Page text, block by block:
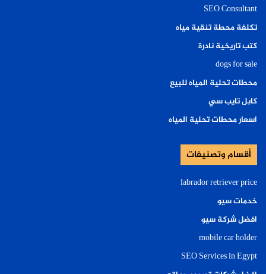
SEO Consultant
تكلفة محطة تنقية مياه
كتب تاريخية نادرة
dogs for sale
محطات تحلية المياه للبيع
كابل تايب سي
اسعار محطات تحلية المياه
أقسام وتصنيفات
labrador retriever price
خدمات سيو
افضل شركة سيو
mobile car holder
SEO Services in Egypt